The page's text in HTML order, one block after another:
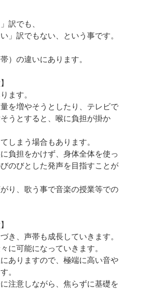
訳でも、
」訳でもない、という事です。
）の違いにあります。
ます。
を増やそうとしたり、テレビで
うとすると、喉に負担が掛か
しまう場合もあります。
負担をかけず、身体全体を使っ
のびとした発声を目指すことが
り、歌う事で音楽の授業等での
き、声帯も成長していきます。
に可能になっていきます。
ありますので、極端に高い音や
。
注意しながら、焦らずに基礎を